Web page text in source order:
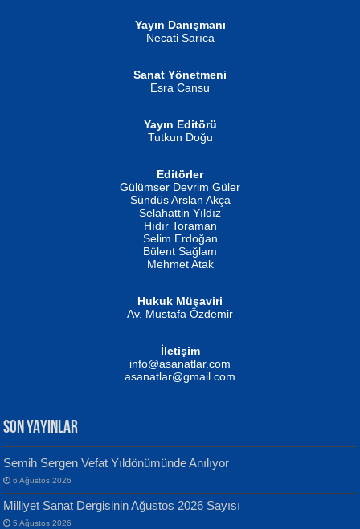
İSMAİL OKUTAN
Erkeklerin Kahrolması Ne Demektir
MUSTAFA KELOĞLU
Yarına İz Bırakmak...
Evvel Zaman Tanrıçası...
Yılmaz Ekinci
Geceye Söylenen...
Yayın Danışmanı
Necati Sarıca
Sanat Yönetmeni
Esra Cansu
Yayın Editörü
Tutkun Doğu
Editörler
Gülümser Devrim Güler
Sündüs Arslan Akça
Selahattin Yıldız
Hıdır Toraman
Selim Erdoğan
Bülent Sağlam
Mehmet Atak
Hukuk Müşaviri
Av. Mustafa Özdemir
İletişim
info@asanatlar.com
asanatlar@gmail.com
SON YAYINLAR
Semih Sergen Vefat Yıldönümünde Anılıyor
6 Ağustos 2026
Milliyet Sanat Dergisinin Ağustos 2026 Sayısı
5 Ağustos 2026